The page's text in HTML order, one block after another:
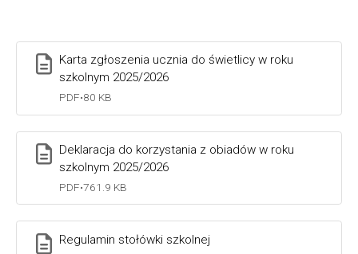
Karta zgłoszenia ucznia do świetlicy w roku
szkolnym 2025/2026
PDF•80 KB
Deklaracja do korzystania z obiadów w roku
szkolnym 2025/2026
PDF•761.9 KB
Regulamin stołówki szkolnej